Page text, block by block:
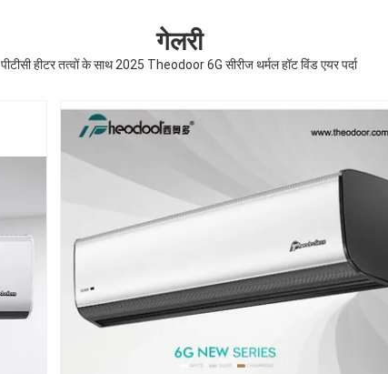
गेलरी
पीटीसी हीटर तत्वों के साथ 2025 Theodoor 6G सीरीज थर्मल हॉट विंड एयर पर्दा